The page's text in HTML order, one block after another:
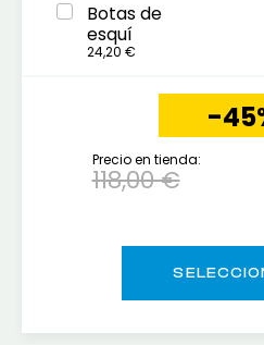
Botas de
esquí
24,20 €
-
Precio en tienda:
118,00 €